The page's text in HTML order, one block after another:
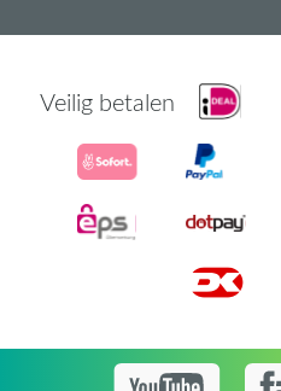
Veilig betalen